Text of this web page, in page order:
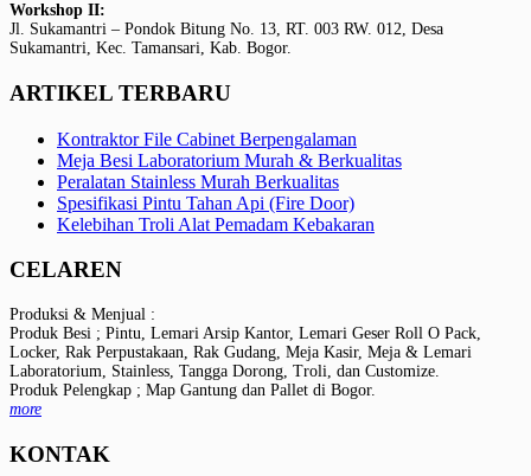
Workshop II:
Jl. Sukamantri – Pondok Bitung No. 13, RT. 003 RW. 012, Desa
Sukamantri, Kec. Tamansari, Kab. Bogor.
ARTIKEL TERBARU
Kontraktor File Cabinet Berpengalaman
Meja Besi Laboratorium Murah & Berkualitas
Peralatan Stainless Murah Berkualitas
Spesifikasi Pintu Tahan Api (Fire Door)
Kelebihan Troli Alat Pemadam Kebakaran
CELAREN
Produksi & Menjual :
Produk Besi ; Pintu, Lemari Arsip Kantor, Lemari Geser Roll O Pack,
Locker, Rak Perpustakaan, Rak Gudang, Meja Kasir, Meja & Lemari
Laboratorium, Stainless, Tangga Dorong, Troli, dan Customize.
Produk Pelengkap ; Map Gantung dan Pallet di Bogor.
more
KONTAK